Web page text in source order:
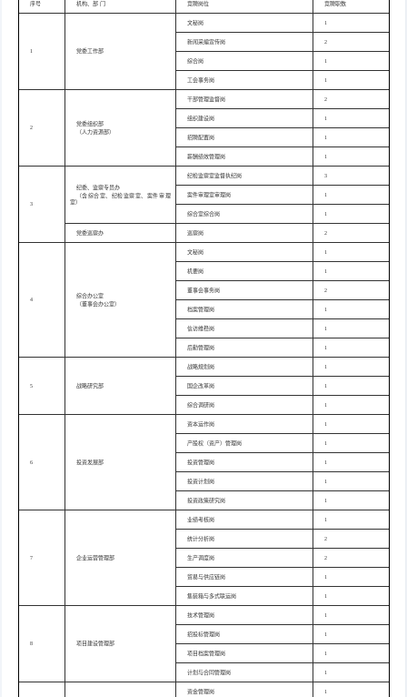
序号 机构、部 门 竞聘岗位 竞聘职数
1 党委工作部
文秘岗 1
新闻采编宣传岗 2
综合岗 1
工会事务岗 1
2
党委组织部
（人力资源部）
干部管理监督岗 2
组织建设岗 1
招聘配置岗 1
薪酬绩效管理岗 1
3
纪委、监察专员办
（含综合室、纪检监察室、案件审理
室）
纪检监察室监督执纪岗 3
案件审理室审理岗 1
综合室综合岗 1
党委巡察办 巡察岗 2
4
综合办公室
（董事会办公室）
文秘岗 1
机要岗 1
董事会事务岗 2
档案管理岗 1
信访维稳岗 1
后勤管理岗 1
5 战略研究部
战略规划岗 1
国企改革岗 1
综合调研岗 1
6 投资发展部
资本运作岗 1
产股权（资产）管理岗 1
投资管理岗 1
投资计划岗 1
投资政策研究岗 1
7 企业运营管理部
业绩考核岗 1
统计分析岗 2
生产调度岗 2
贸易与供应链岗 1
集装箱与多式联运岗 1
8 项目建设管理部
技术管理岗 1
招投标管理岗 1
项目档案管理岗 1
计划与合同管理岗 1
资金管理岗 1